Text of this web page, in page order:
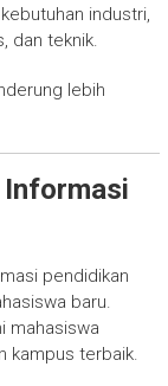
industri,
dan teknik.
lebih
Informasi
pendidikan
baru.
mahasiswa
kampus terbaik.